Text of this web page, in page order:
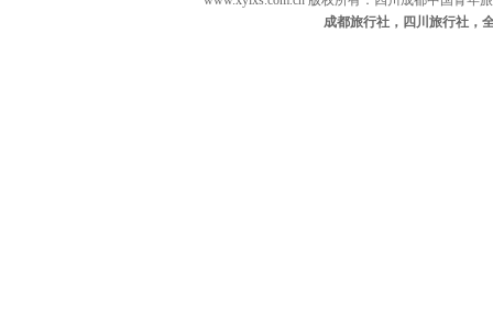
成都旅行社，四川旅行社，